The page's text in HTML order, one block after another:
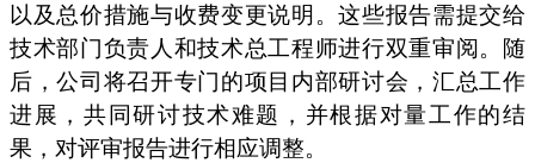
以及总价措施与收费变更说明。这些报告需提交给
技术部门负责人和技术总工程师进行双重审阅。随
后，公司将召开专门的项目内部研讨会，汇总工作
进展，共同研讨技术难题，并根据对量工作的结
果，对评审报告进行相应调整。